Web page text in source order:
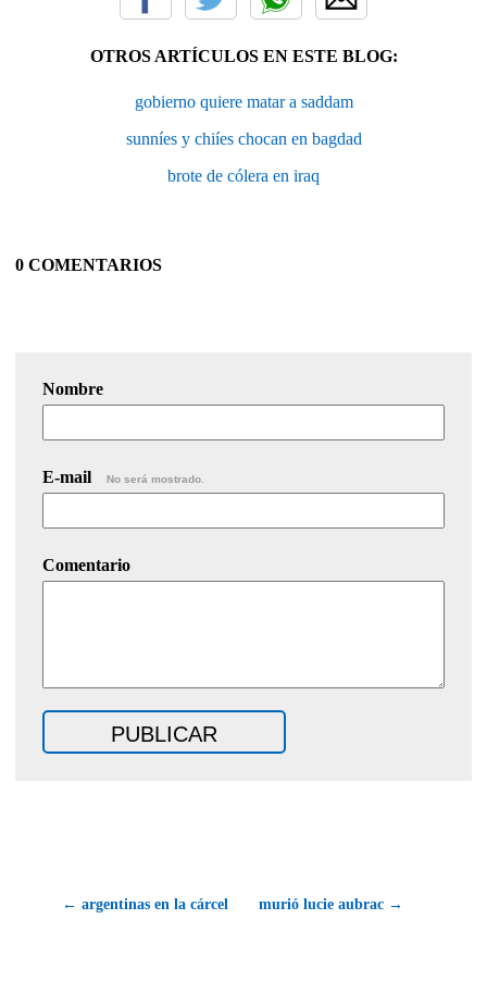
OTROS ARTÍCULOS EN ESTE BLOG:
gobierno quiere matar a saddam
sunníes y chiíes chocan en bagdad
brote de cólera en iraq
0 COMENTARIOS
Nombre
E-mail No será mostrado.
Comentario
← argentinas en la cárcel murió lucie aubrac →